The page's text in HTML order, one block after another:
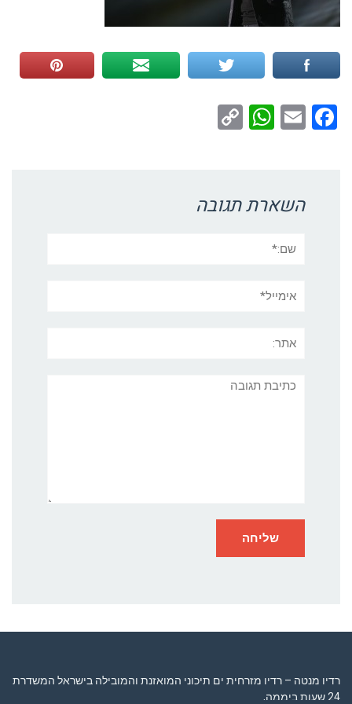
Facebook
Email
WhatsApp
השארת תגובה
תגובה
רדיו מנטה – רדיו מזרחית ים תיכוני המואזנת והמובילה בישראל המשדרת
24 שעות ביממה,